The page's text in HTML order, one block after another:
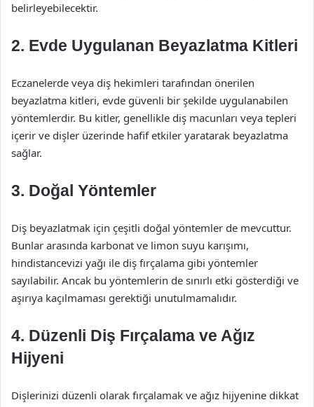
belirleyebilecektir.
2. Evde Uygulanan Beyazlatma Kitleri
Eczanelerde veya diş hekimleri tarafından önerilen
beyazlatma kitleri, evde güvenli bir şekilde uygulanabilen
yöntemlerdir. Bu kitler, genellikle diş macunları veya tepleri
içerir ve dişler üzerinde hafif etkiler yaratarak beyazlatma
sağlar.
3. Doğal Yöntemler
Diş beyazlatmak için çeşitli doğal yöntemler de mevcuttur.
Bunlar arasında karbonat ve limon suyu karışımı,
hindistancevizi yağı ile diş fırçalama gibi yöntemler
sayılabilir. Ancak bu yöntemlerin de sınırlı etki gösterdiği ve
aşırıya kaçılmaması gerektiği unutulmamalıdır.
4. Düzenli Diş Fırçalama ve Ağız
Hijyeni
Dişlerinizi düzenli olarak fırçalamak ve ağız hijyenine dikkat